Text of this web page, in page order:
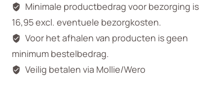
Minimale productbedrag voor bezorging is
16,95 excl. eventuele bezorgkosten.
Voor het afhalen van producten is geen
minimum bestelbedrag.
Veilig betalen via Mollie/Wero